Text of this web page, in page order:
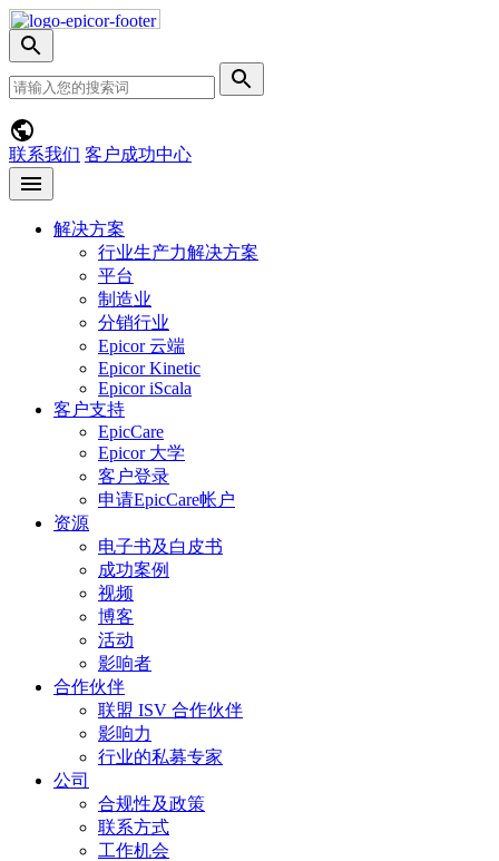
Skip
Nav
切
换
搜
索
菜
单
网
站
搜
索
提
交
联系我们 客户成功中心
Open
menu
解决方案
行业生产力解决方案
平台
制造业
分销行业
Epicor 云端
Epicor Kinetic
Epicor iScala
客户支持
EpicCare
Epicor 大学
客户登录
申请EpicCare帐户
资源
电子书及白皮书
成功案例
视频
博客
活动
影响者
合作伙伴
联盟 ISV 合作伙伴
影响力
行业的私募专家
公司
合规性及政策
联系方式
工作机会